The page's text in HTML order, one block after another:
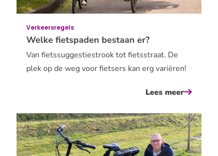
Welke fietspaden bestaan er?
Verkeersregels
Van fietssuggestiestrook tot fietsstraat. De
plek op de weg voor fietsers kan erg variëren!
Lees meerover
bestaan
er?